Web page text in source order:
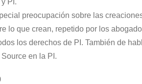
PI.
preocupación sobre las
lo que crean, repetido por los
los derechos de PI. También de
en la PI.